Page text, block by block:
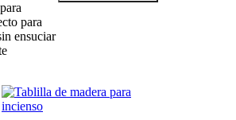
para
ensuciar